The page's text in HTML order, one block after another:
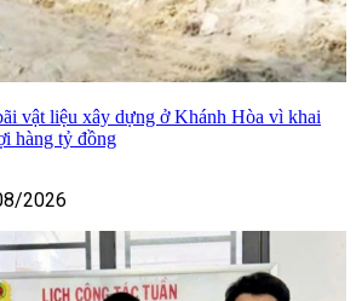
vật liệu xây dựng ở Khánh Hòa vì khai
hàng tỷ đồng
2026